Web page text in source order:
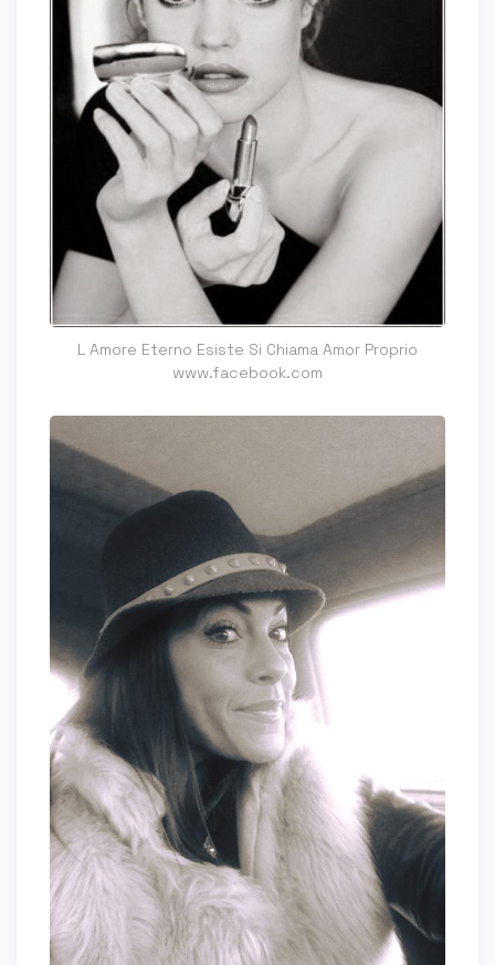
L Amore Eterno Esiste Si Chiama Amor Proprio
www.facebook.com